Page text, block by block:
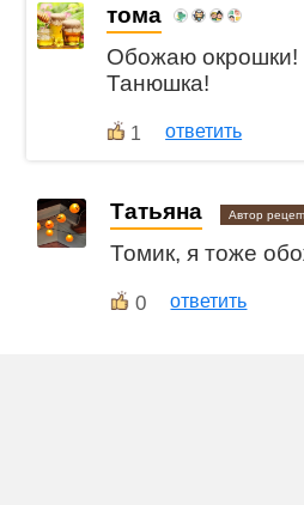
тома
Обожаю окрошки!
Танюшка!
1 ответить
Татьяна Автор
Томик, я тоже
0 ответить